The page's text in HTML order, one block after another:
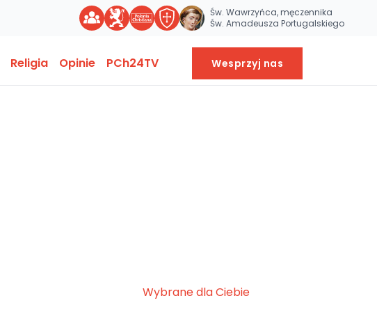
Św. Wawrzyńca, męczennika
Św. Amadeusza Portugalskiego
Religia Opinie PCh24TV Wesprzyj nas
Wybrane dla Ciebie